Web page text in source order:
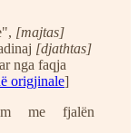
[majtas]
[djathtas]
nga faqja
origjinale]
me fjalën